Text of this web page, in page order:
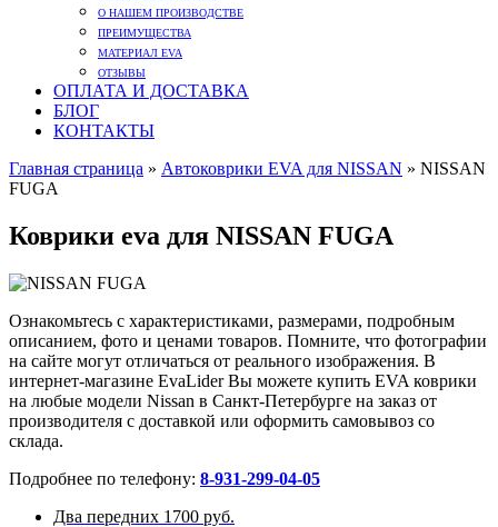
О НАШЕМ ПРОИЗВОДСТВЕ
ПРЕИМУЩЕСТВА
МАТЕРИАЛ EVA
ОТЗЫВЫ
ОПЛАТА И ДОСТАВКА
БЛОГ
КОНТАКТЫ
Главная страница » Автоковрики EVA для NISSAN » NISSAN
FUGA
Коврики eva для NISSAN FUGA
Ознакомьтесь с характеристиками, размерами, подробным
описанием, фото и ценами товаров. Помните, что фотографии
на сайте могут отличаться от реального изображения. В
интернет-магазине EvaLider Вы можете купить EVA коврики
на любые модели Nissan в Санкт-Петербурге на заказ от
производителя с доставкой или оформить самовывоз со
склада.
Подробнее по телефону: 8-931-299-04-05
Два передних 1700 руб.